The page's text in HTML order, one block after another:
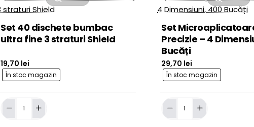
Pink
2.0mm
Set 40 dischete bumbac
ultra fine 3 straturi Shield
În stoc magazin
19,70 lei
Set
40
Set
Precizie – 4
Bucăți
În stoc magazin
29,70 lei
Set
Microaplicatoare